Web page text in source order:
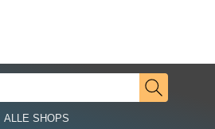
ALLE SHOPS